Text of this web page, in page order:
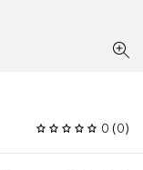
0 (0)